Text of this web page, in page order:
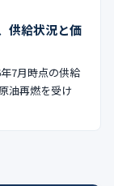
供給状況と価
7月時点の供給
油再燃を受け